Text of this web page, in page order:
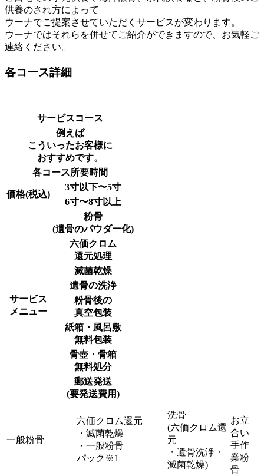
供養のされ方によって
ウーナでご提案させていただくサービスが変わります。
ウーナではそれらを併せてご紹介ができますので、お気軽ご
連絡ください。
各コース詳細
サービスコース
例えば
こういったお客様に
おすすめです。
各コース所要時間
価格(税込)
3寸以下〜5寸
6寸〜8寸以上
サービス
メニュー
粉骨
(遺骨のパウダー化)
六価クロム
還元処理
滅菌乾燥
遺骨の洗浄
粉骨後の
真空包装
紙箱・風呂敷
無料包装
骨壺・骨箱
無料処分
郵送発送
(要発送費用)
一般粉骨
六価クロム還元
・滅菌乾燥
・一般粉骨
パック※1
洗骨
(六価クロム還
元
・遺骨洗浄・
滅菌乾燥)
お立
合い
手作
業粉
骨